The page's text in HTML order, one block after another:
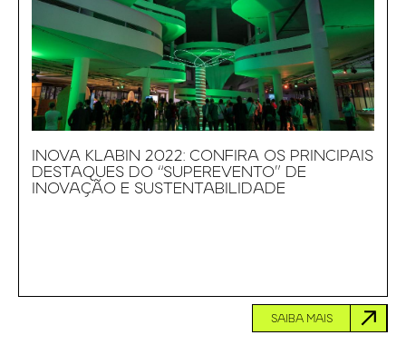
INOVA KLABIN 2022: CONFIRA OS PRINCIPAIS
DESTAQUES DO “SUPEREVENTO” DE
INOVAÇÃO E SUSTENTABILIDADE
SAIBA MAIS